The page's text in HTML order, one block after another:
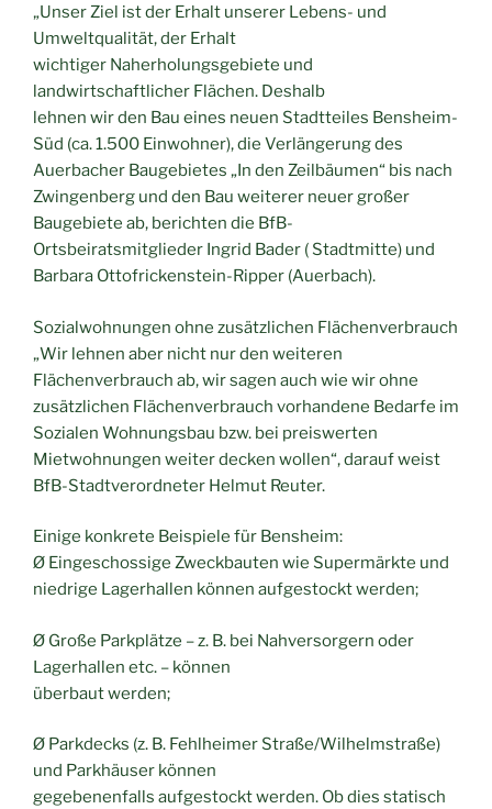
„Unser Ziel ist der Erhalt unserer Lebens- und
Umweltqualität, der Erhalt
wichtiger Naherholungsgebiete und
landwirtschaftlicher Flächen. Deshalb
lehnen wir den Bau eines neuen Stadtteiles Bensheim-
Süd (ca. 1.500 Einwohner), die Verlängerung des
Auerbacher Baugebietes „In den Zeilbäumen“ bis nach
Zwingenberg und den Bau weiterer neuer großer
Baugebiete ab, berichten die BfB-
Ortsbeiratsmitglieder Ingrid Bader ( Stadtmitte) und
Barbara Ottofrickenstein-Ripper (Auerbach).
Sozialwohnungen ohne zusätzlichen Flächenverbrauch
„Wir lehnen aber nicht nur den weiteren
Flächenverbrauch ab, wir sagen auch wie wir ohne
zusätzlichen Flächenverbrauch vorhandene Bedarfe im
Sozialen Wohnungsbau bzw. bei preiswerten
Mietwohnungen weiter decken wollen“, darauf weist
BfB-Stadtverordneter Helmut Reuter.
Einige konkrete Beispiele für Bensheim:
Ø Eingeschossige Zweckbauten wie Supermärkte und
niedrige Lagerhallen können aufgestockt werden;
Ø Große Parkplätze – z. B. bei Nahversorgern oder
Lagerhallen etc. – können
überbaut werden;
Ø Parkdecks (z. B. Fehlheimer Straße/Wilhelmstraße)
und Parkhäuser können
gegebenenfalls aufgestockt werden. Ob dies statisch